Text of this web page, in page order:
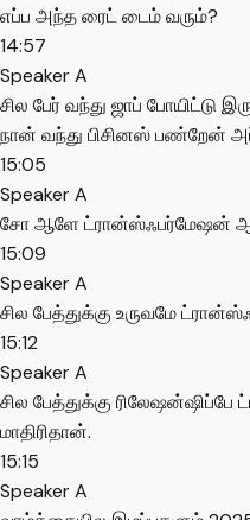
எப்ப அந்த ரைட் டைம் வரும்?
14:57
Speaker A
சில பேர் வந்து ஜாப் போயிட்டு
நான் வந்து பிசினஸ் பண்றேன்
15:05
Speaker A
சோ ஆளே ட்ரான்ஸ்ஃபர்மேஷன்
15:09
Speaker A
சில பேத்துக்கு உருவமே
15:12
Speaker A
சில பேத்துக்கு
மாதிரிதான்.
15:15
Speaker A